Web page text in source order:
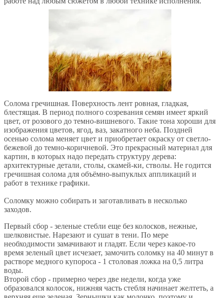
Солома гречишная. Поверхность лент ровная, гладкая,
блестящая. В период полного созревания семян имеет яркий
цвет, от розового до темно-вишневого. Такие тона хороши для
изображения цветов, ягод, ваз, закатного неба. Поздней
осенью солома меняет цвет и приобретает окраску от светло-
бежевой до темно-коричневой. Это прекрасный материал для
картин, в которых надо передать структуру дерева:
архитектурные детали, столы, скамей-ки, стволы. Не годится
гречишная солома для объёмно-выпуклых аппликаций и
работ в технике графики.
Соломку можно собирать и заготавливать в несколько
заходов.
Первый сбор - зеленые стебли еще без колосков, нежные,
шелковистые. Нарезают и сушат в тени. По мере
необходимости замачивают и гладят. Если через какое-то
время зеленый цвет исчезает, замочить соломку на 40 минут в
растворе медного купороса - 1 столовая ложка на 0,5 литра
воды.
Второй сбор - примерно через две недели, когда уже
образовался колосок, нижняя часть стебля начинает желтеть, а